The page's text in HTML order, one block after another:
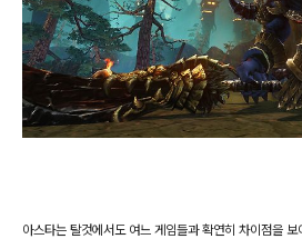
아스타는 탈것에서도 여느 게임들과 확연히 차이점을 보